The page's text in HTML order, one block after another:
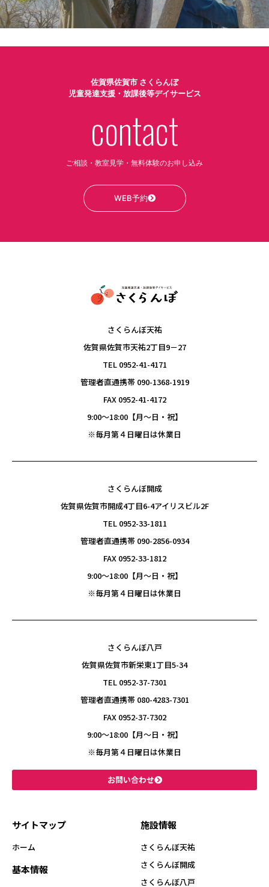
佐賀県佐賀市 さくらんぼ
児童発達支援・放課後等デイサービス
contact
ご相談・教室見学・無料体験のお申し込み
WEB予約
さくらんぼ天祐
佐賀県佐賀市天祐2丁目9－27
TEL 0952-41-4171
管理者直通携帯 090-1368-1919
FAX 0952-41-4172
9:00〜18:00【月～日・祝】
※毎月第４日曜日は休業日
さくらんぼ開成
佐賀県佐賀市開成4丁目6-4アイリスビル2F
TEL 0952-33-1811
管理者直通携帯 090-2856-0934
FAX 0952-33-1812
9:00〜18:00【月～日・祝】
※毎月第４日曜日は休業日
さくらんぼ八戸
佐賀県佐賀市新栄東1丁目5-34
TEL 0952-37-7301
管理者直通携帯 080-4283-7301
FAX 0952-37-7302
9:00〜18:00【月～日・祝】
※毎月第４日曜日は休業日
お問い合わせ
サイトマップ
ホーム
基本情報
施設情報
さくらんぼ天祐
さくらんぼ開成
さくらんぼ八戸